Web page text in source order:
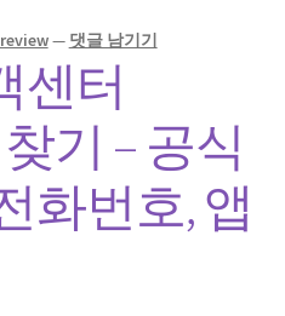
— 댓글 남기기
센터
찾기 – 공식
화번호, 앱